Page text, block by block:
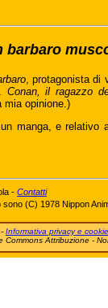
barbaro
, protagonista di
Conan, il ragazzo
mia opinione.)
manga, e relativo
- Contatti
(C) 1978 Nippon
- Informativa privacy e cookie
Attribuzione -